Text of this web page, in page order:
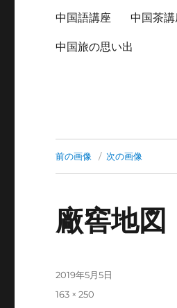
中国語講座 中国茶講
中国旅の思い出
前の画像 次の画像
廠窖地図
投
2019年5月5日
フ
163 × 250